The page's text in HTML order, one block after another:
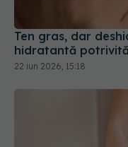
Ten gras, dar
hidratantă potrivită
22 iun 2026, 15:18